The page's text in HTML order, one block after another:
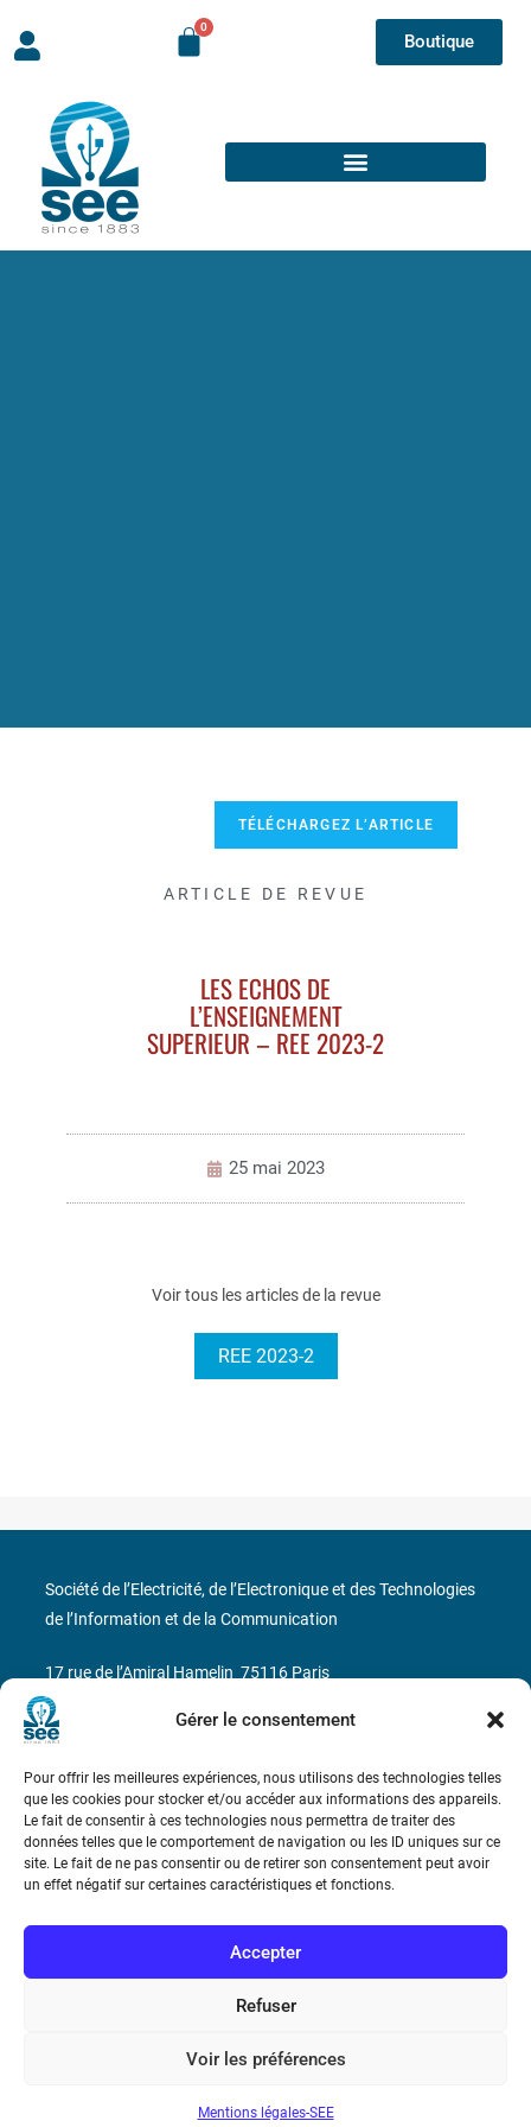
Gérer le consentement
Pour offrir les meilleures expériences, nous utilisons des technologies telles
que les cookies pour stocker et/ou accéder aux informations des appareils.
Le fait de consentir à ces technologies nous permettra de traiter des
données telles que le comportement de navigation ou les ID uniques sur ce
site. Le fait de ne pas consentir ou de retirer son consentement peut avoir
un effet négatif sur certaines caractéristiques et fonctions.
Accepter
Refuser
Voir les préférences
Mentions légales-SEE
Boutique
TÉLÉCHARGEZ L’ARTICLE
ARTICLE DE REVUE
LES ECHOS DE
L’ENSEIGNEMENT
SUPERIEUR – REE 2023-2
25 mai 2023
Voir tous les articles de la revue
REE 2023-2
Conditions Générales de Vente
Société de l’Electricité, de l’Electronique et des Technologies
de l’Information et de la Communication
17 rue de l’Amiral Hamelin 75116 Paris
Métro : « Boissière » Ligne 6 et « Iéna » Ligne 9
Téléphone : (+33) 1 56 90 37 17
N° de SIREN : 785 393 232, Code APE : 9412Z TVA intra-
communautaire : FR44 785 393 232